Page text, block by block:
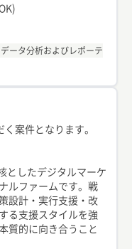
データ分析およびレポーテ
案件となります。
としたデジタルマーケ
ルファームです。戦
設計・実行支援・改
る支援スタイルを強
質的に向き合うこと